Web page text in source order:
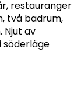
restauranger
två badrum,
Njut av
söderläge